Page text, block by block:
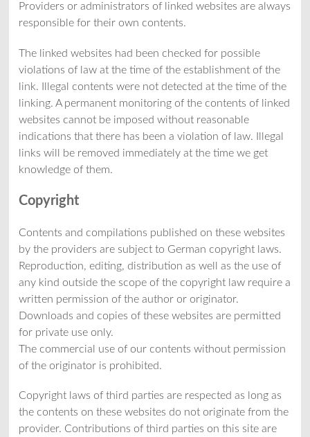
Providers or administrators of linked websites are always
responsible for their own contents.
The linked websites had been checked for possible
violations of law at the time of the establishment of the
link. Illegal contents were not detected at the time of the
linking. A permanent monitoring of the contents of linked
websites cannot be imposed without reasonable
indications that there has been a violation of law. Illegal
links will be removed immediately at the time we get
knowledge of them.
Copyright
Contents and compilations published on these websites
by the providers are subject to German copyright laws.
Reproduction, editing, distribution as well as the use of
any kind outside the scope of the copyright law require a
written permission of the author or originator.
Downloads and copies of these websites are permitted
for private use only.
The commercial use of our contents without permission
of the originator is prohibited.
Copyright laws of third parties are respected as long as
the contents on these websites do not originate from the
provider. Contributions of third parties on this site are